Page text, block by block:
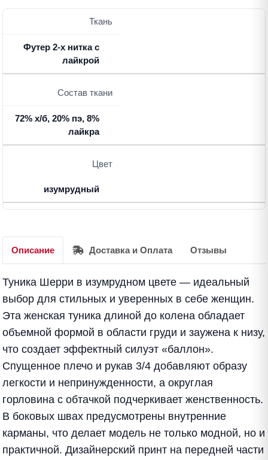
Ткань
Футер 2-х нитка с
лайкрой
Состав ткани
72% х/б, 20% пэ, 8%
лайкра
Цвет
изумрудный
Описание Доставка и Оплата Отзывы
Туника Шерри в изумрудном цвете — идеальный
выбор для стильных и уверенных в себе женщин.
Эта женская туника длиной до колена обладает
объемной формой в области груди и заужена к низу,
что создает эффектный силуэт «баллон».
Спущенное плечо и рукав 3/4 добавляют образу
легкости и непринужденности, а округлая
горловина с обтачкой подчеркивает женственность.
В боковых швах предусмотрены внутренние
карманы, что делает модель не только модной, но и
практичной. Дизайнерский принт на передней части